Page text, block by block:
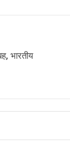
भारतीय